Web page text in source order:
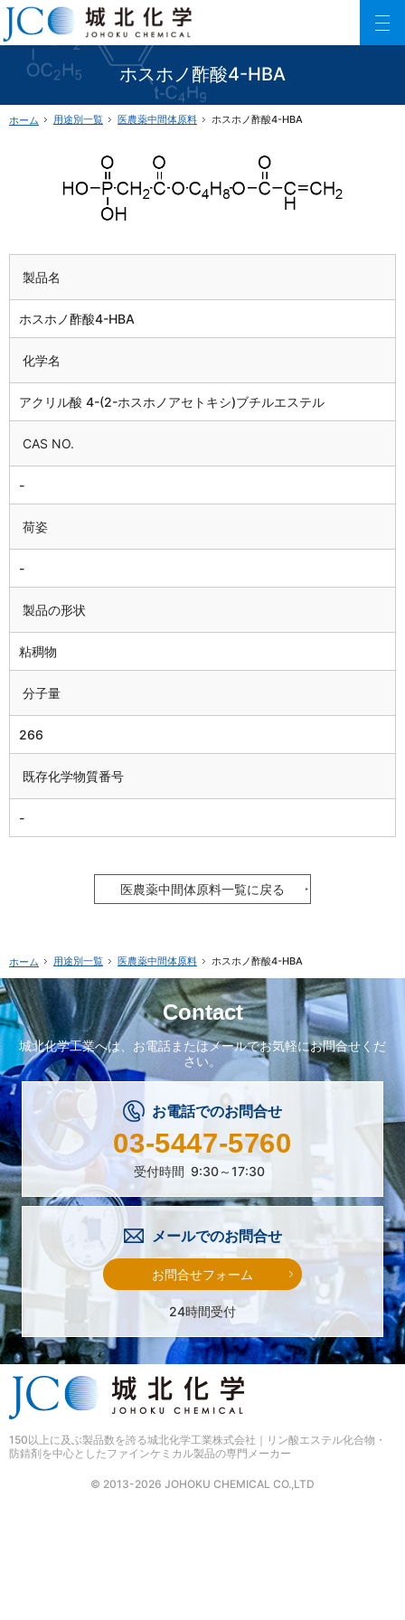
ホスホノ酢酸4-HBA
150以上に及ぶリン酸エステル化合物を利用した製品数でご要望にお応えします。
ファインケミカル製品の専門メーカー 城北化学工業株式会社
ホーム 用途別一覧 医農薬中間体原料 ホスホノ酢酸4-HBA
製品名
ホスホノ酢酸4-HBA
化学名
アクリル酸 4-(2-ホスホノアセトキシ)ブチルエステル
CAS NO.
-
荷姿
-
製品の形状
粘稠物
分子量
266
既存化学物質番号
-
医農薬中間体原料一覧に戻る
ホーム 用途別一覧 医農薬中間体原料 ホスホノ酢酸4-HBA
Contact
城北化学工業へは、 お電話またはメールでお気軽にお問合せくだ
さい。
お電話でのお問合せ
03-5447-5760
受付時間 9:30～17:30
メールでのお問合せ
お問合せフォーム
24時間受付
© 2013-2026 JOHOKU CHEMICAL CO.,LTD
150以上に及ぶ製品数を誇る城北化学工業株式会社｜リン酸エステル化合物・
防錆剤を中心としたファインケミカル製品の専門メーカー